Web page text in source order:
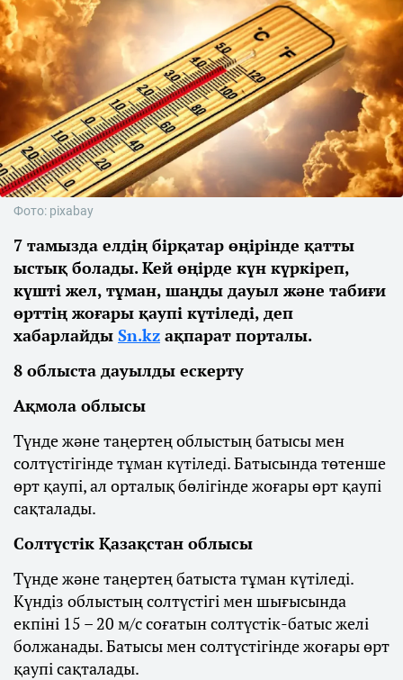
Фото: pixabay
7 тамызда елдің бірқатар өңірінде қатты
ыстық болады. Кей өңірде күн күркіреп,
күшті жел, тұман, шаңды дауыл және табиғи
өрттің жоғары қаупі күтіледі, деп
хабарлайды Sn.kz ақпарат порталы.
8 облыста дауылды ескерту
Ақмола облысы
Түнде және таңертең облыстың батысы мен
солтүстігінде тұман күтіледі. Батысында төтенше
өрт қаупі, ал орталық бөлігінде жоғары өрт қаупі
сақталады.
Солтүстік Қазақстан облысы
Түнде және таңертең батыста тұман күтіледі.
Күндіз облыстың солтүстігі мен шығысында
екпіні 15 – 20 м/с соғатын солтүстік-батыс желі
болжанады. Батысы мен солтүстігінде жоғары өрт
қаупі сақталады.